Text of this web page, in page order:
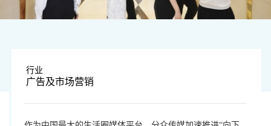
行业
广告及市场营销